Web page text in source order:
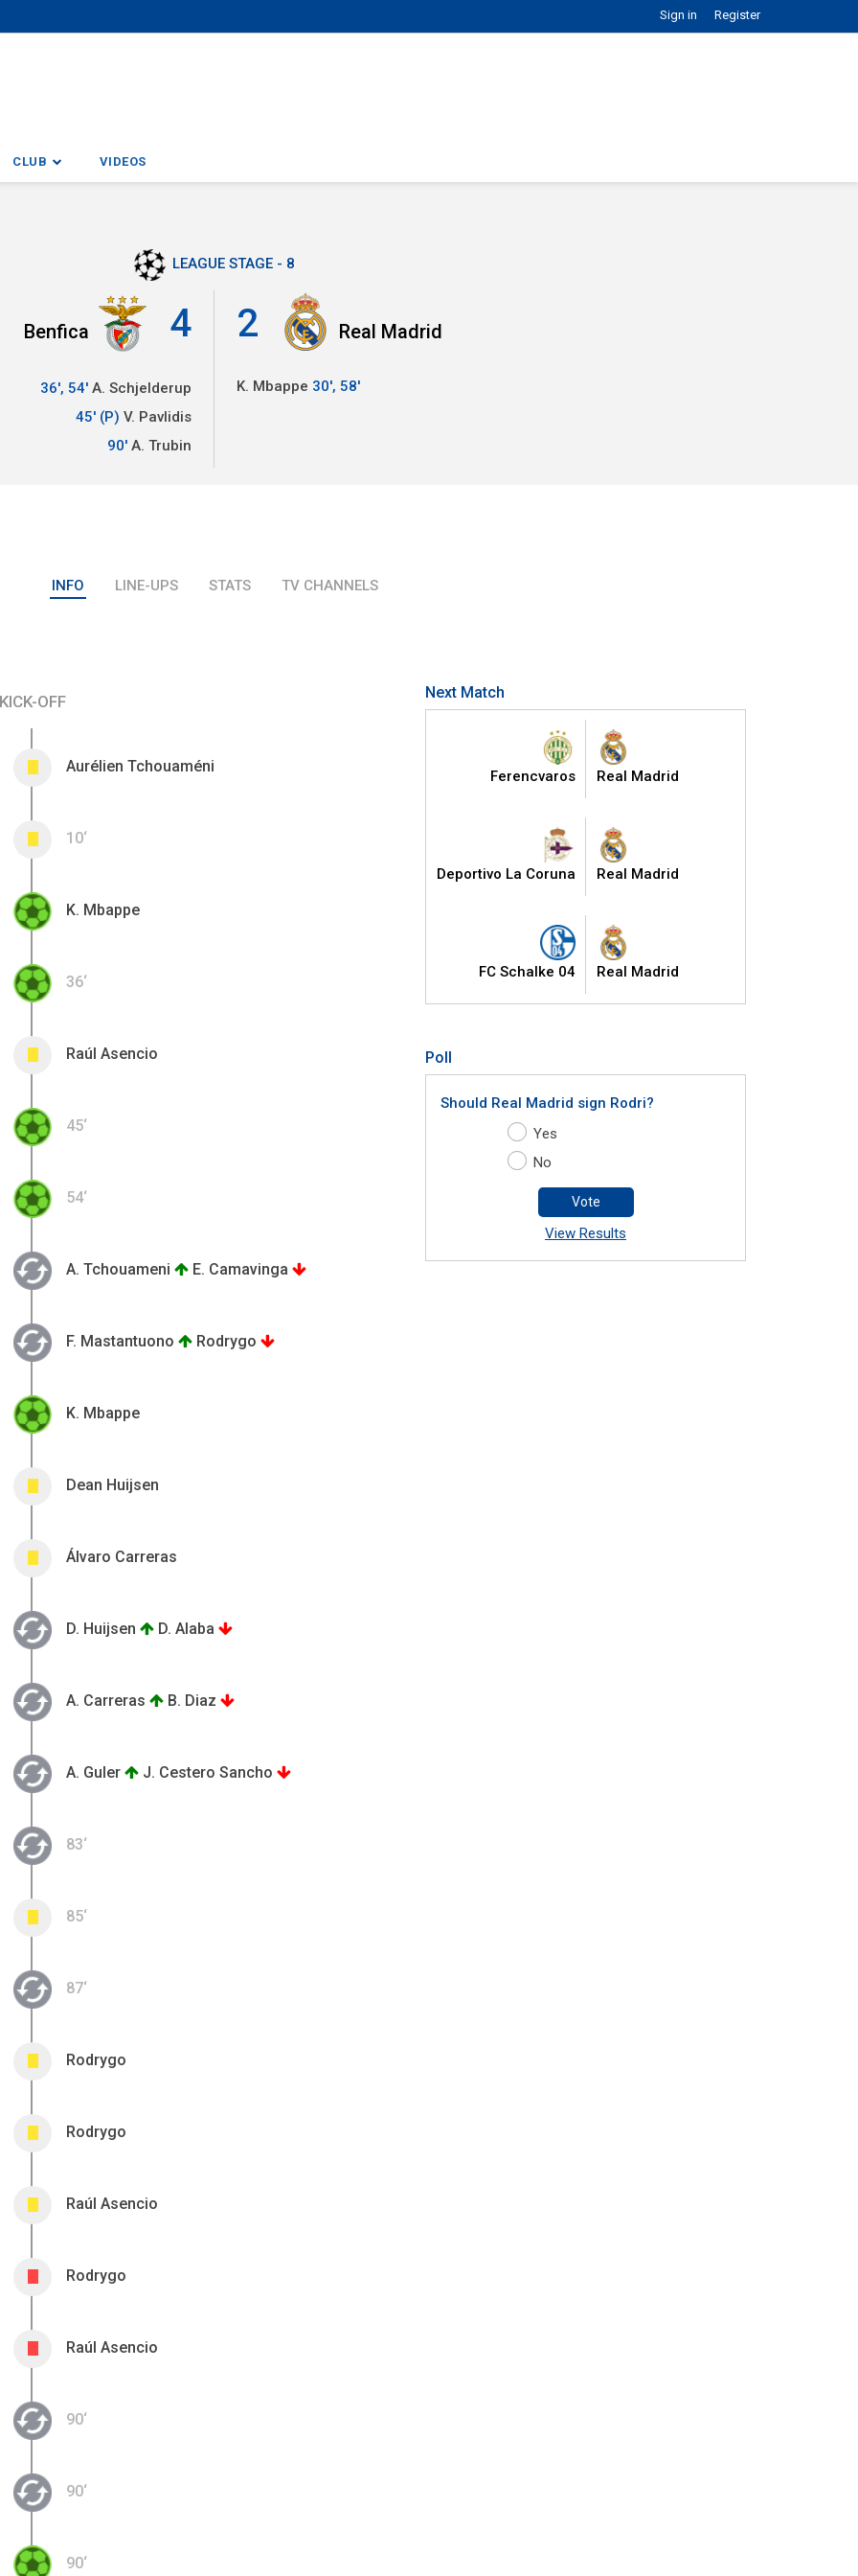
Sign in Register
CLUB VIDEOS
LEAGUE STAGE - 8
4
Benfica
36', 54' A. Schjelderup
45' (P) V. Pavlidis
90' A. Trubin
2 Real Madrid
K. Mbappe 30', 58'
INFO LINE-UPS STATS TV CHANNELS
KICK-OFF
Aurélien Tchouaméni
10‘
K. Mbappe
36‘
Raúl Asencio
45‘
54‘
A. Tchouameni E. Camavinga
F. Mastantuono Rodrygo
K. Mbappe
Dean Huijsen
Álvaro Carreras
D. Huijsen D. Alaba
A. Carreras B. Diaz
A. Guler J. Cestero Sancho
83‘
85‘
87‘
Rodrygo
Rodrygo
Raúl Asencio
Rodrygo
Raúl Asencio
90‘
90‘
90‘
Next Match
Ferencvaros Real Madrid
Deportivo La Coruna Real Madrid
FC Schalke 04 Real Madrid
Poll
Should Real Madrid sign Rodri?
Yes
No
Vote
View Results